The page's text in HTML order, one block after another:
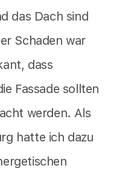
das Dach sind
Schaden war
dass
Fassade sollten
werden. Als
hatte ich dazu